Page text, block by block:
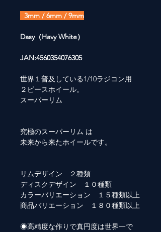
3mm / 6mm / 9mm
Dasy（Havy White）
JAN:4560354076305
世界１普及している1/10ラジコン用
２ピースホイール。
スーパーリム
究極のスーパーリム は
未来から来たホイールです。
リムデザイン ２種類
ディスクデザイン １０種類
カラーバリエーション １５種類以上
商品バリエーション １８０種類以上
◉高精度な作りで真円度は世界一で